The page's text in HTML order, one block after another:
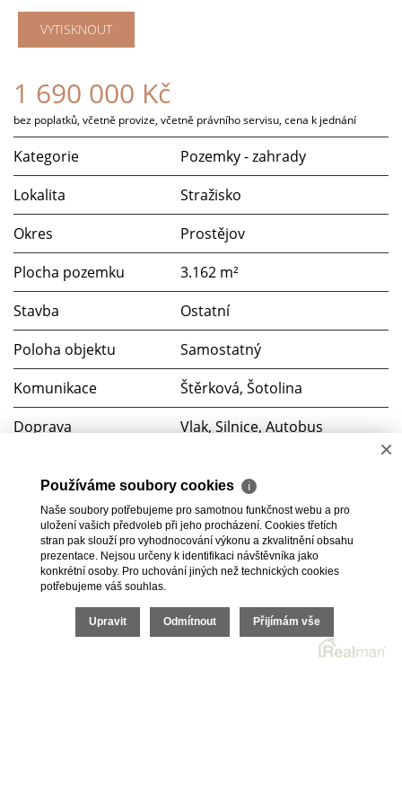
VYTISKNOUT
1 690 000 Kč
bez poplatků, včetně provize, včetně právního servisu, cena k jednání
Kategorie
Pozemky - zahrady
Lokalita
Stražisko
Okres
Prostějov
Plocha pozemku
3.162 m²
Stavba
Ostatní
Poloha objektu
Samostatný
Komunikace
Štěrková, Šotolina
Doprava
Vlak, Silnice, Autobus
Soubory ke stažení
video YouTube
0228 (1)
2026 © Jan Tichý, všechna práva vyhrazena |
Povinně zveřejňované informace|Povinná dokumentace
Realitní SWRealman
×
Používáme soubory cookies ℹ
Naše soubory potřebujeme pro samotnou funkčnost webu a pro
uložení vašich předvoleb při jeho procházení. Cookies třetích
stran pak slouží pro vyhodnocování výkonu a zkvalitnění obsahu
prezentace. Nejsou určeny k identifikaci návštěvníka jako
konkrétní osoby. Pro uchování jiných než technických cookies
potřebujeme váš souhlas.
Upravit Odmítnout Přijímám vše